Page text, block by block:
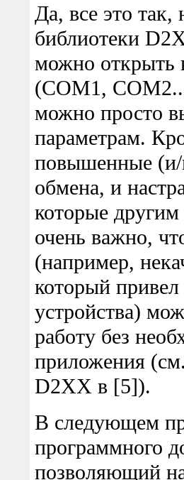
Да, все это так,
библиотеки
можно открыть
(COM1,
можно просто
параметрам.
повышенные (и/
обмена, и
которые
очень важно,
(например,
который
устройства)
работу без
приложения
D2XX в [5]).
В следующем
программного
позволяющий